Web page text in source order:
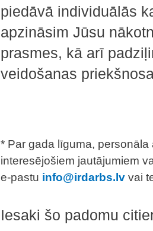
piedāvā individuālās
apzināsim Jūsu
prasmes, kā arī
veidošanas
* Par gada līguma,
interesējošiem jautājumiem
e-pastu info@irdarbs.lv vai
Iesaki šo padomu